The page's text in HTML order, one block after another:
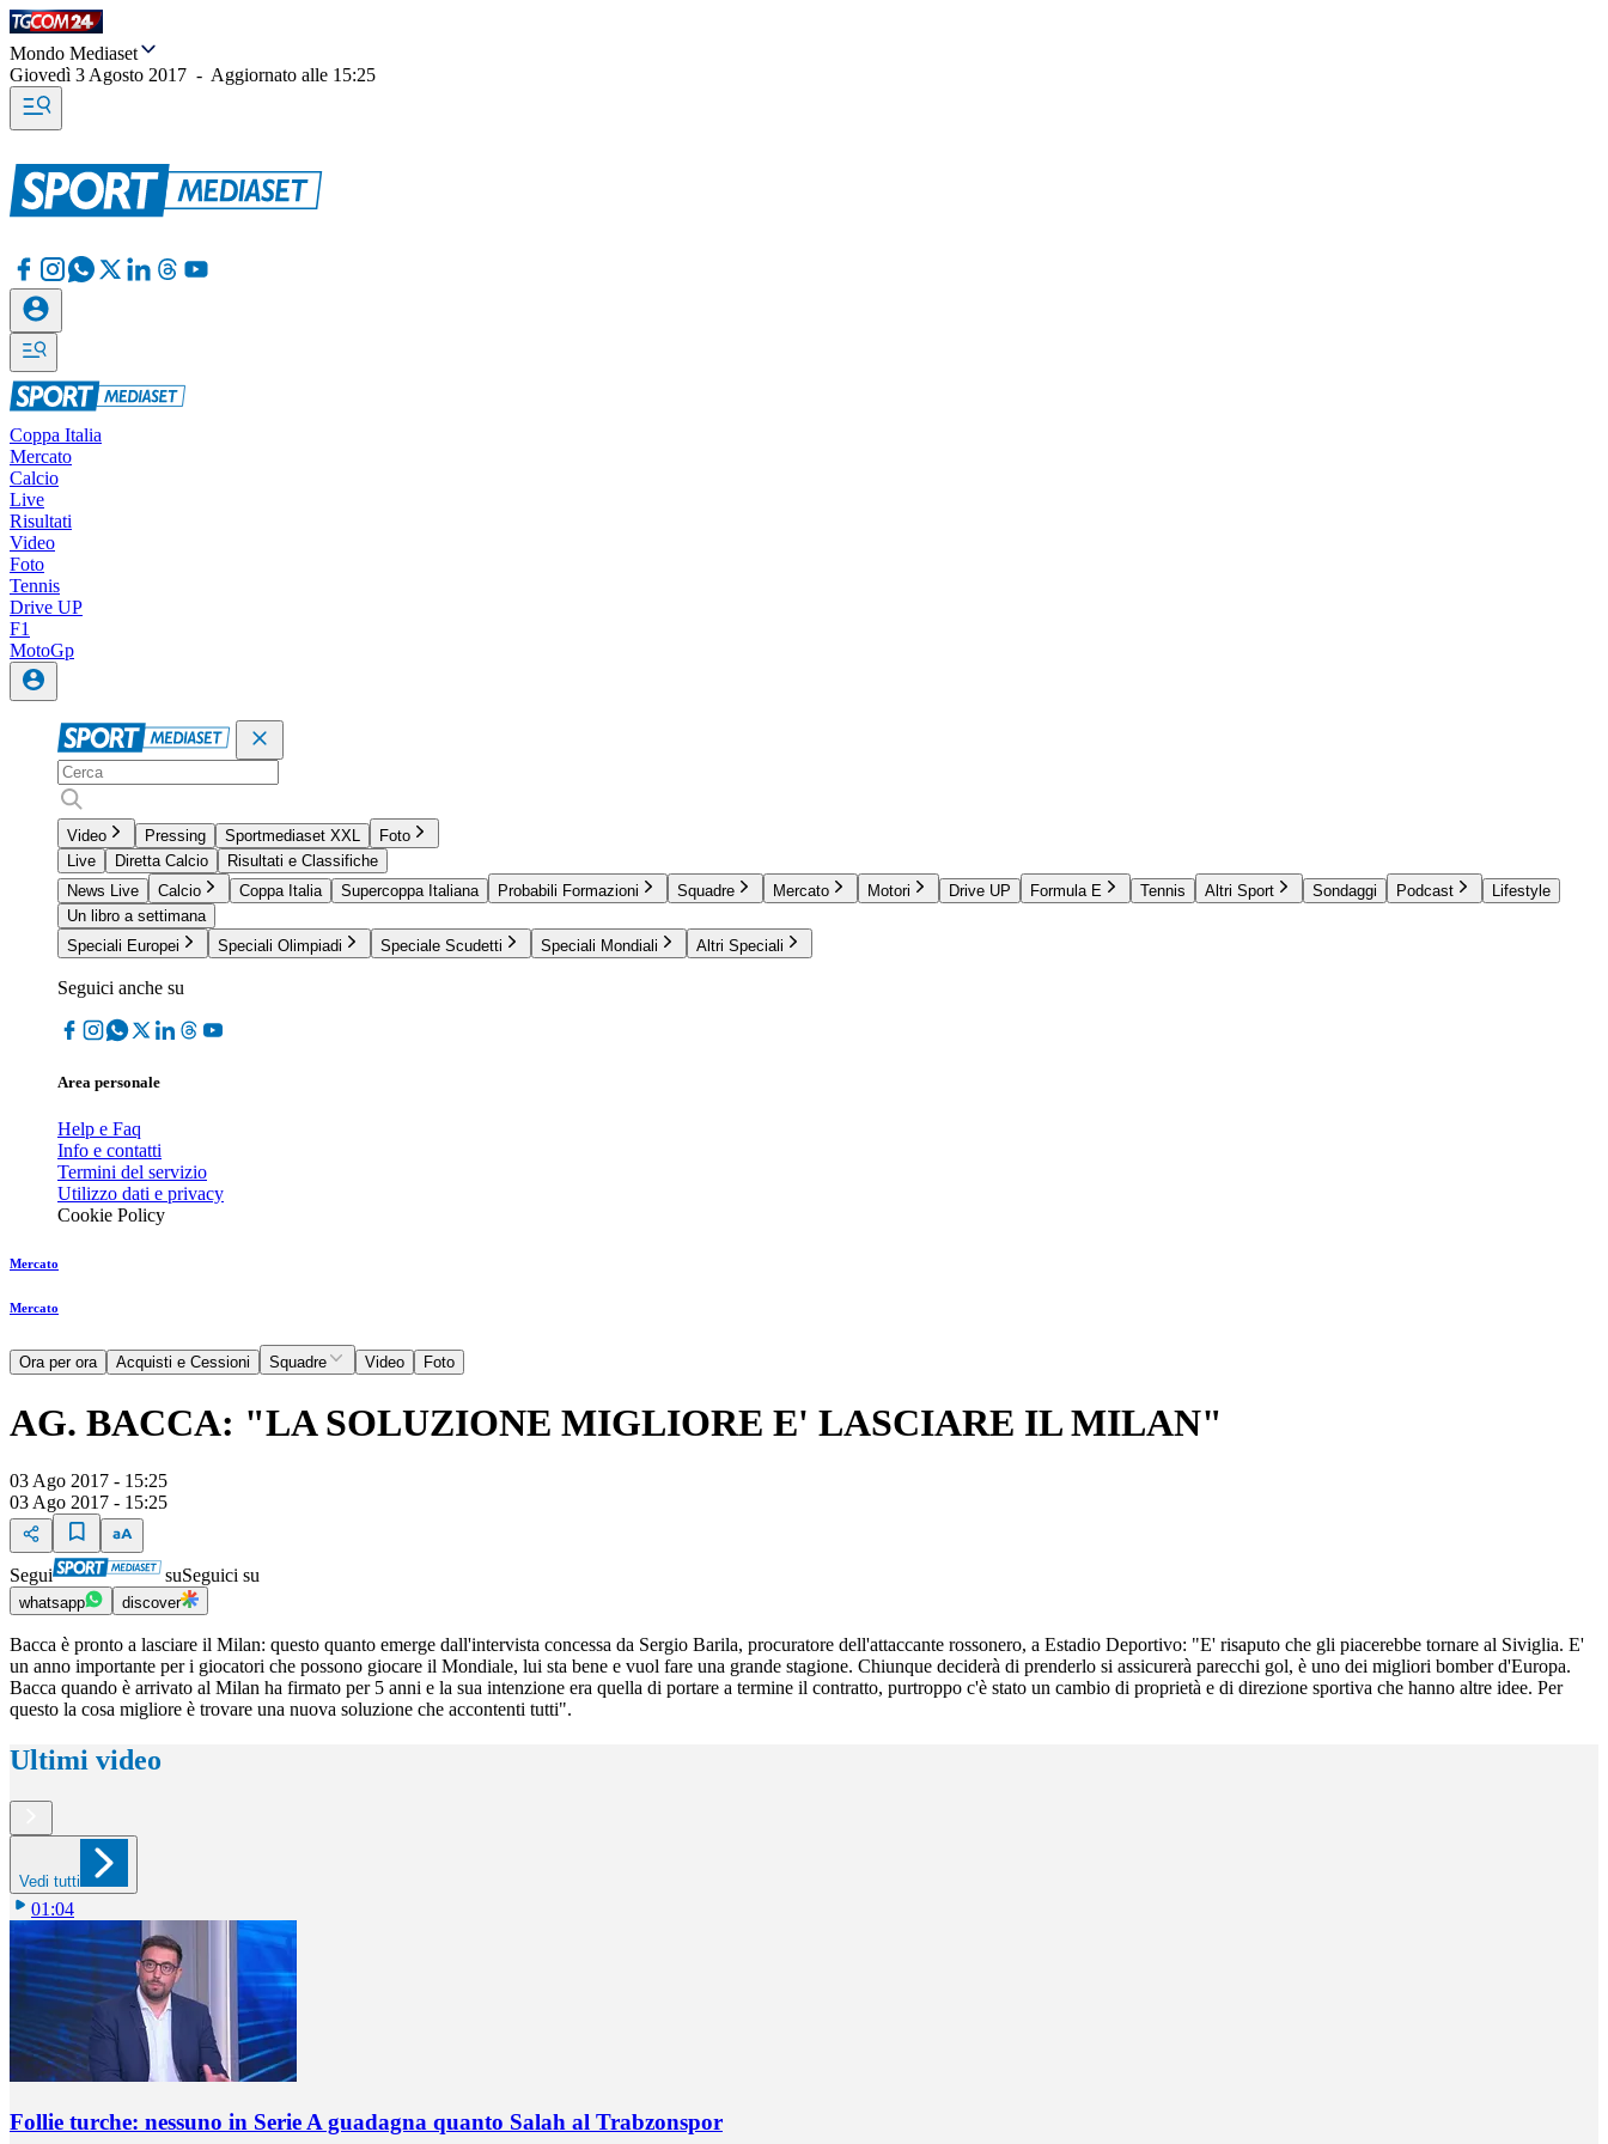
Mondo Mediaset
Giovedì 3 Agosto 2017 - Aggiornato alle 15:25
Coppa Italia
Mercato
Calcio
Live
Risultati
Video
Foto
Tennis
Drive UP
F1
MotoGp
Video Pressing Sportmediaset XXL
Foto
Live
Diretta Calcio
Risultati e Classifiche
News Live
Calcio Coppa Italia Supercoppa Italiana Probabili Formazioni Squadre Mercato Motori Drive UP Formula E Tennis Altri Sport Sondaggi Podcast
Lifestyle
Un libro a settimana
Speciali Europei
Speciali Olimpiadi Speciale Scudetti Speciali Mondiali Altri Speciali
Seguici anche su
Area personale
Help e Faq
Info e contatti
Termini del servizio
Utilizzo dati e privacy
Cookie Policy
Mercato
Mercato
Ora per ora Acquisti e Cessioni Squadre Video Foto
AG. BACCA: "LA SOLUZIONE MIGLIORE E' LASCIARE IL MILAN"
03 Ago 2017 - 15:25
03 Ago 2017 - 15:25
Segui suSeguici su
whatsapp discover
Bacca è pronto a lasciare il Milan: questo quanto emerge dall'intervista concessa da Sergio Barila, procuratore dell'attaccante rossonero, a Estadio Deportivo: "E' risaputo che gli piacerebbe tornare al Siviglia. E'
un anno importante per i giocatori che possono giocare il Mondiale, lui sta bene e vuol fare una grande stagione. Chiunque deciderà di prenderlo si assicurerà parecchi gol, è uno dei migliori bomber d'Europa.
Bacca quando è arrivato al Milan ha firmato per 5 anni e la sua intenzione era quella di portare a termine il contratto, purtroppo c'è stato un cambio di proprietà e di direzione sportiva che hanno altre idee. Per
questo la cosa migliore è trovare una nuova soluzione che accontenti tutti".
Ultimi video
Vedi tutti
01:04
Follie turche: nessuno in Serie A guadagna quanto Salah al Trabzonspor